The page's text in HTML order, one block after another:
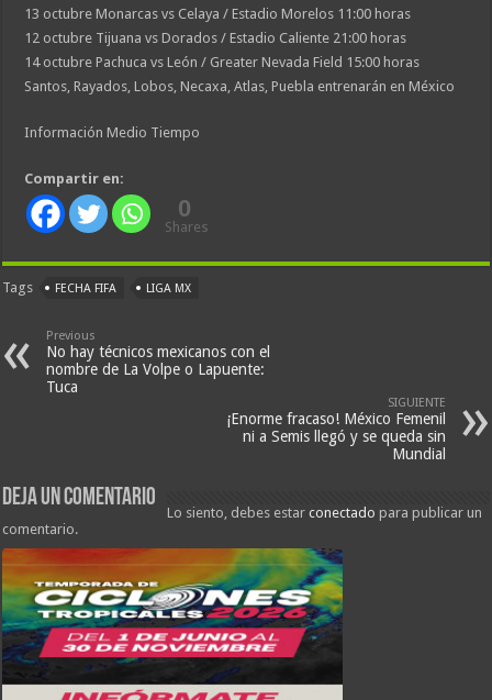
13 octubre Monarcas vs Celaya / Estadio Morelos 11:00 horas
12 octubre Tijuana vs Dorados / Estadio Caliente 21:00 horas
14 octubre Pachuca vs León / Greater Nevada Field 15:00 horas
Santos, Rayados, Lobos, Necaxa, Atlas, Puebla entrenarán en México
Información Medio Tiempo
Compartir en:
0
Shares
Tags FECHA FIFA LIGA MX
Previous
No hay técnicos mexicanos con el
nombre de La Volpe o Lapuente:
Tuca
SIGUIENTE
¡Enorme fracaso! México Femenil
ni a Semis llegó y se queda sin
Mundial
Deja un comentario
Lo siento, debes estarconectado para publicar un
comentario.